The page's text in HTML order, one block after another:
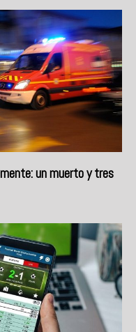
un muerto y tres